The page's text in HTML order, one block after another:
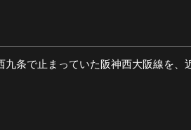
条で止まっていた阪神西大阪線を、